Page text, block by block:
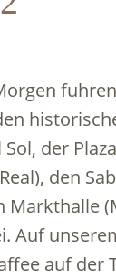
der
den
Markthalle
Auf
auf der